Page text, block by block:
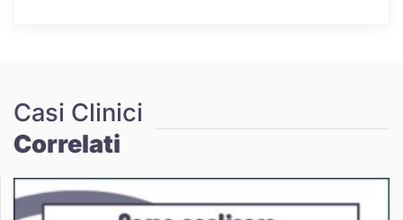
Casi Clinici
Correlati